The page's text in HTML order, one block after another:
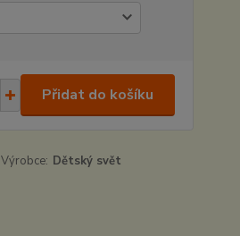
Přidat do košíku
Výrobce: Dětský svět